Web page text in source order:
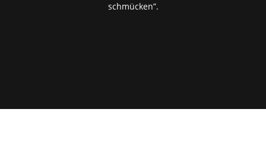
schmücken”.